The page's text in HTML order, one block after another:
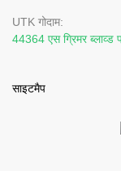
UTK गोदाम:
44364 एस ग्रिमर ब्लाव्ड
साइटमैप